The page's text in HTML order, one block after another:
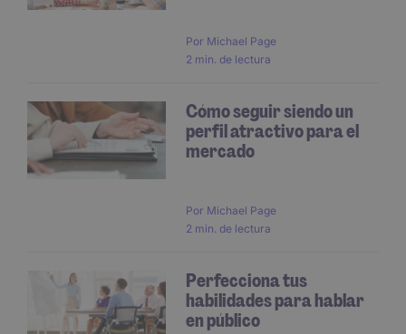
Por Michael Page
2 min. de lectura
Cómo seguir siendo un
perfil atractivo para el
mercado
Por Michael Page
2 min. de lectura
Perfecciona tus
habilidades para hablar
en público